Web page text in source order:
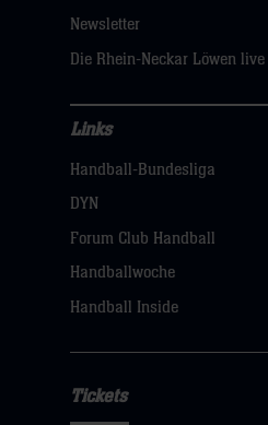
hier
Newsletter
Die Rhein-Neckar Löwen
Navigation
öffnen,
dann
klicken
Links
Handball-Bundesliga
DYN
Forum Club Handball
Handballwoche
Handball Inside
Tickets